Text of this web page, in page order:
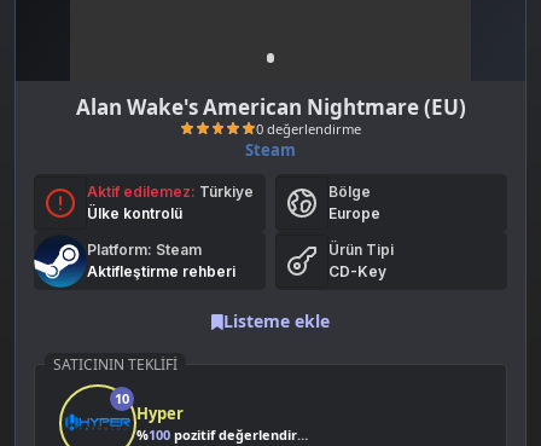
Alan Wake's American Nightmare (EU)
0 değerlendirme
Steam
Aktif edilemez: Türkiye
Ülke kontrolü
Bölge
Europe
Platform: Steam
Aktifleştirme rehberi
Ürün Tipi
CD-Key
Listeme ekle
SATICININ TEKLIFI
10
Hyper
%100 pozitif değerlendirme